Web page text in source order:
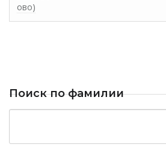
ово)
Поиск по фамилии